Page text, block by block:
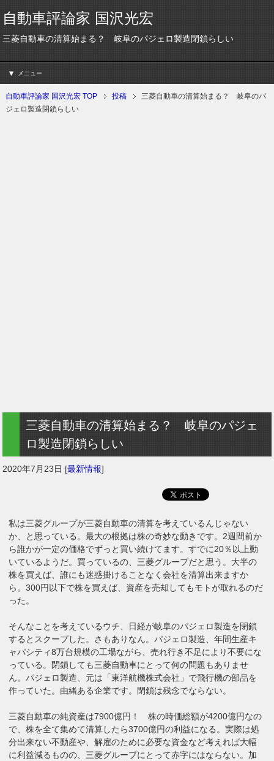
自動車評論家 国沢光宏
三菱自動車の清算始まる？ 岐阜のパジェロ製造閉鎖らしい
メニュー
自動車評論家 国沢光宏 TOP 投稿
三菱自動車の清算始まる？ 岐阜のパ
ジェロ製造閉鎖らしい
三菱自動車の清算始まる？ 岐阜のパジェ
ロ製造閉鎖らしい
2020年7月23日 [最新情報]
私は三菱グループが三菱自動車の清算を考えているんじゃない
か、と思っている。最大の根拠は株の奇妙な動きです。2週間前か
ら誰かが一定の価格でずっと買い続けてます。すでに20％以上動
いているようだ。買っているの、三菱グループだと思う。大半の
株を買えば、誰にも迷惑掛けることなく会社を清算出来ますか
ら。300円以下で株を買えば、資産を売却してもモトが取れるのだ
った。
そんなことを考えているウチ、日経が岐阜のパジェロ製造を閉鎖
するとスクープした。さもありなん。パジェロ製造、年間生産キ
ャパシティ8万台規模の工場ながら、売れ行き不足により不要にな
っている。閉鎖しても三菱自動車にとって何の問題もありませ
ん。パジェロ製造、元は「東洋航機株式会社」で飛行機の部品を
作っていた。由緒ある企業です。閉鎖は残念でならない。
三菱自動車の純資産は7900億円！ 株の時価総額が4200億円なの
で、株を全て集めて清算したら3700億円の利益になる。実際は処
分出来ない不動産や、解雇のために必要な資金など考えれば大幅
に利益減るものの、三菱グループにとって赤字にはならない。加